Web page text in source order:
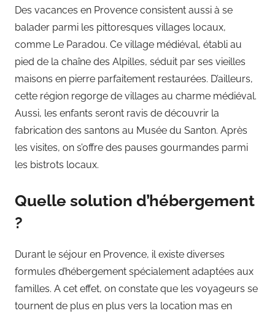
Des vacances en Provence consistent aussi à se
balader parmi les pittoresques villages locaux,
comme Le Paradou. Ce village médiéval, établi au
pied de la chaîne des Alpilles, séduit par ses vieilles
maisons en pierre parfaitement restaurées. D’ailleurs,
cette région regorge de villages au charme médiéval.
Aussi, les enfants seront ravis de découvrir la
fabrication des santons au Musée du Santon. Après
les visites, on s’offre des pauses gourmandes parmi
les bistrots locaux.
Quelle solution d’hébergement
?
Durant le séjour en Provence, il existe diverses
formules d’hébergement spécialement adaptées aux
familles. A cet effet, on constate que les voyageurs se
tournent de plus en plus vers la location mas en